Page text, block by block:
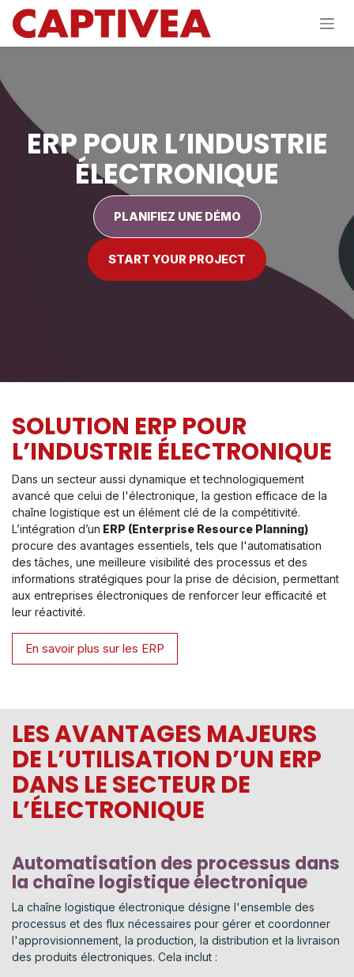
Se rendre au contenu
ERP POUR L’INDUSTRIE
ÉLECTRONIQUE
PLANIFIEZ UNE DÉMO
START YOUR PROJECT
SOLUTION ERP POUR
L’INDUSTRIE ÉLECTRONIQUE
Dans un secteur aussi dynamique et technologiquement
avancé que celui de l'électronique, la gestion efficace de la
chaîne logistique est un élément clé de la compétitivité.
L’intégration d’un ERP (Enterprise Resource Planning)
procure des avantages essentiels, tels que l'automatisation
des tâches, une meilleure visibilité des processus et des
informations stratégiques pour la prise de décision, permettant
aux entreprises électroniques de renforcer leur efficacité et
leur réactivité.
En savoir plus sur les ERP
LES AVANTAGES MAJEURS
DE L’UTILISATION D’UN ERP
DANS LE SECTEUR DE
L’ÉLECTRONIQUE
Automatisation des processus dans
la chaîne logistique électronique
La chaîne logistique électronique désigne l'ensemble des
processus et des flux nécessaires pour gérer et coordonner
l'approvisionnement, la production, la distribution et la livraison
des produits électroniques. Cela inclut :